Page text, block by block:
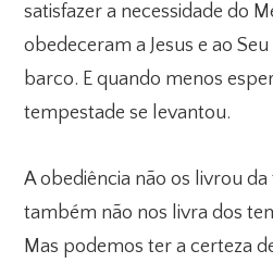
satisfazer a necessidade do
obedeceram a Jesus e ao
barco. E quando menos
tempestade se levantou.
A obediência não os livrou
também não nos livra dos
Mas podemos ter a certeza